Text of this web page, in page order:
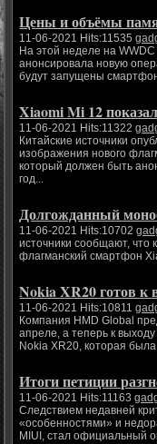
Цены и объёмы
11-06-2021 Hits:11535
На этой неделе на
анонсировала новую
Xiaomi Mi 12
11-06-2021 Hits:11322
Китайские источники
изображения нового
который должен быть
год...
Долгожданный
11-06-2021 Hits:10702
источники сообщают, что
флагманский смартфон
Nokia XR20 готов
11-06-2021 Hits:10811
Компания HMD Global
апреле, а теперь к
Nokia XR20, которая
Итоги петиции
11-06-2021 Hits:11163
Следствием недавней
«особенностями» и
MIUI, стал официальный